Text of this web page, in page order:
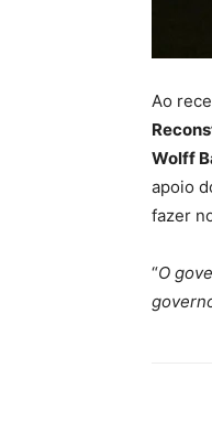
Ao
Wolff
apoio
fazer
“O